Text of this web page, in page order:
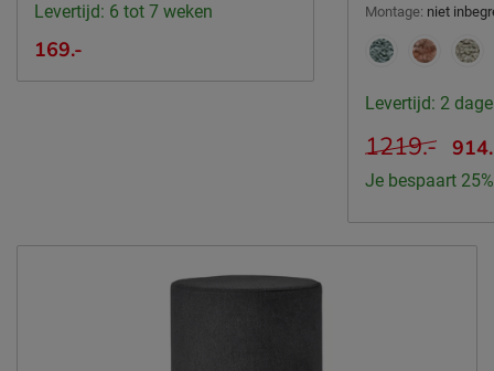
Levertijd: 6 tot 7 weken
169.-
Montage: niet
Levertijd: 2
1219.-
Je bespaart 25%